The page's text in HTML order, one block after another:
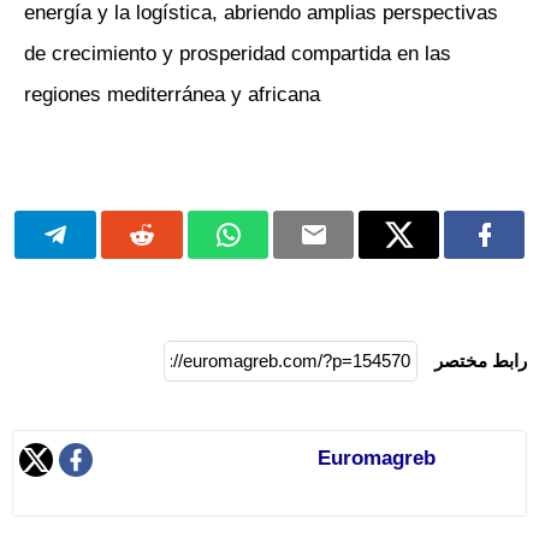
energía y la logística, abriendo amplias perspectivas
de crecimiento y prosperidad compartida en las
regiones mediterránea y africana
رابط مختصر
Euromagreb